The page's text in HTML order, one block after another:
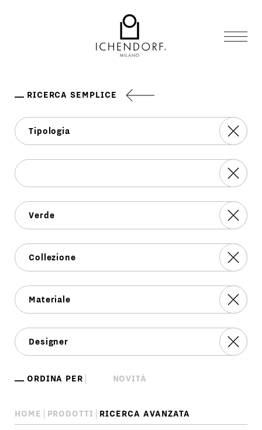
RICERCA SEMPLICE
ORDINA PER
HOME PRODOTTI RICERCA AVANZATA